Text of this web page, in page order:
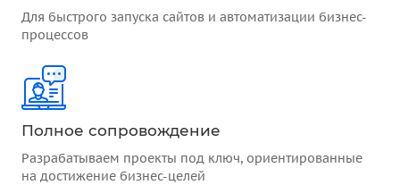
Для быстрого запуска сайтов и автоматизации бизнес-
процессов
Полное сопровождение
Разрабатываем проекты под ключ, ориентированные
на достижение бизнес-целей